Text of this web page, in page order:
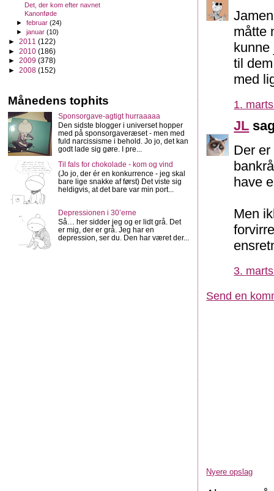
måtte
til
med
1.
JL
Der
have
Men
3.
Send en
Nyere opslag
Det, der kom efter navnet
Kanonføde
►februar(24)
►januar(10)
► 2011 (122)
► 2010 (186)
► 2009 (378)
► 2008 (152)
Månedens tophits
Sponsorgave-agtigt hurraaaaa
Den sidste blogger i universet hopper
med på sponsorgaveræset - men med
fuld narcissisme i behold. Jo jo, det kan
godt lade sig gøre. I pre...
Til fals for chokolade - kom og vind
(Jo jo, der ér en konkurrence - jeg skal
bare lige snakke af først) Det viste sig
heldigvis, at det bare var min port...
Depressionen i 30’erne
Så… her sidder jeg og er lidt grå. Det
er mig, der er grå. Jeg har en
depression, ser du. Den har været der...